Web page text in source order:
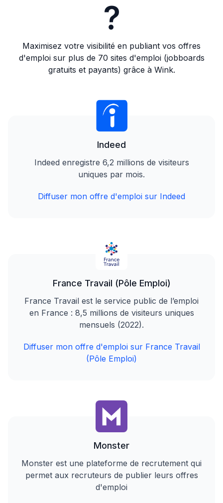
?
Maximisez votre visibilité en publiant vos offres
d'emploi sur plus de 70 sites d'emploi (jobboards
gratuits et payants) grâce à Wink.
Indeed
Indeed enregistre 6,2 millions de visiteurs
uniques par mois.
Diffuser mon offre d'emploi sur Indeed
France Travail (Pôle Emploi)
France Travail est le service public de l’emploi
en France : 8,5 millions de visiteurs uniques
mensuels (2022).
Diffuser mon offre d'emploi sur France Travail
(Pôle Emploi)
Monster
Monster est une plateforme de recrutement qui
permet aux recruteurs de publier leurs offres
d'emploi